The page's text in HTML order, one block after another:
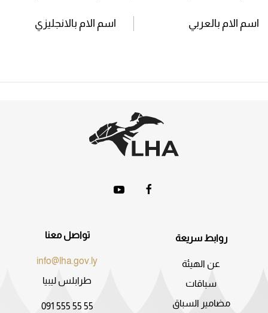
اسم الام بالعربي اسم الام بالانجليزي
روابط سريعة
عن الهيئة
سباقات
مضامير السباق
تواصل معنا
info@lha.gov.ly
طرابلس ليبيا
091 555 55 55